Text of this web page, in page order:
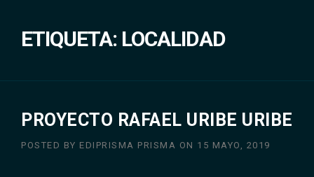
ETIQUETA: LOCALIDAD
PROYECTO RAFAEL URIBE URIBE
POSTED BY EDIPRISMA PRISMA ON 15 MAYO, 2019